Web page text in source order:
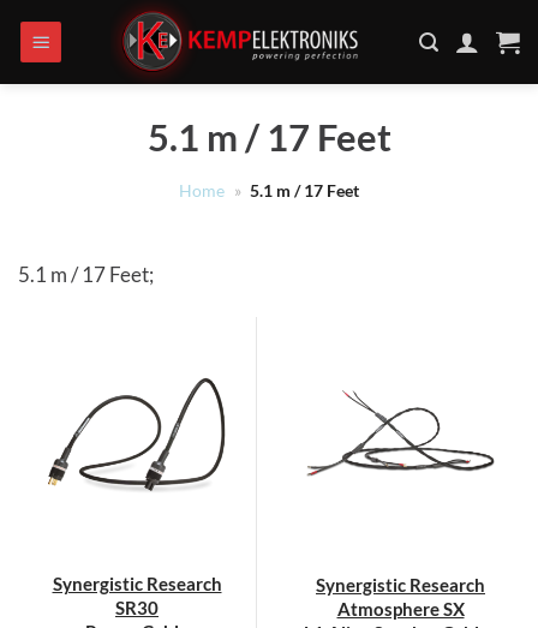
naar
inhoud
5.1 m / 17 Feet
Home » 5.1 m / 17 Feet
5.1 m / 17 Feet;
Synergistic Research
SR30
Synergistic Research
Atmosphere SX